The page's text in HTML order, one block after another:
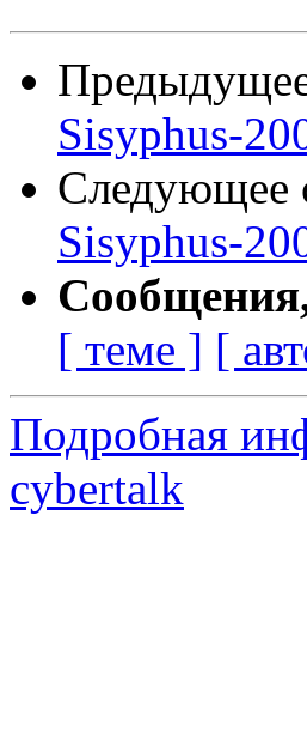
Sisyphus-
Следующее
Sisyphus-
[ теме ] [
Подробная
cybertalk